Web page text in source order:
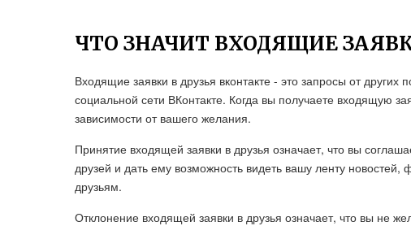
ЧТО ЗНАЧИТ ВХОДЯЩИЕ
Входящие заявки в друзья вконтакте - это запросы от
социальной сети ВКонтакте. Когда вы получаете входящую
зависимости от вашего желания.
Принятие входящей заявки в друзья означает, что вы
друзей и дать ему возможность видеть вашу ленту
друзьям.
Отклонение входящей заявки в друзья означает, что вы не